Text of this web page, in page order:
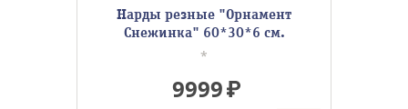
Нарды резные "Орнамент
Снежинка" 60*30*6 см.
*
9999